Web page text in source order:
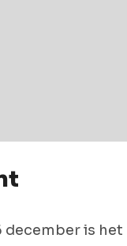
december is het